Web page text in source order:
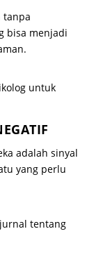
tanpa
bisa menjadi
untuk
adalah sinyal
yang perlu
tentang